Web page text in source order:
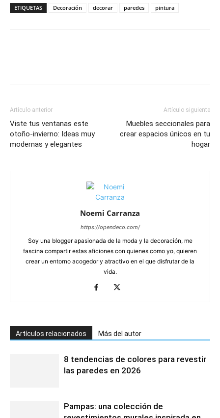
ETIQUETAS Decoración decorar paredes pintura
Artículo anterior
Viste tus ventanas este
otoño-invierno: Ideas muy
modernas y elegantes
Artículo siguiente
Muebles seccionales para
crear espacios únicos en tu
hogar
Noemi Carranza
https://opendeco.com/
Soy una blogger apasionada de la moda y la decoración, me
fascina compartir estas aficiones con quienes como yo, quieren
crear un entorno acogedor y atractivo en el que disfrutar de la
vida.
Artículos relacionados Más del autor
8 tendencias de colores para revestir
las paredes en 2026
Pampas: una colección de